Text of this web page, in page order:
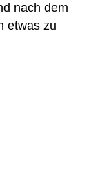
nach dem
etwas zu